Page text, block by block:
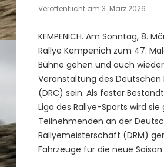
Veröffentlicht am3. März 2026
KEMPENICH. Am Sonntag, 8.
Rallye Kempenich zum 47.
Bühne gehen und auch
Veranstaltung des Deutschen
(DRC) sein. Als fester
Liga des Rallye-Sports wird sie
Teilnehmenden an der
Rallyemeisterschaft (DRM)
Fahrzeuge für die neue